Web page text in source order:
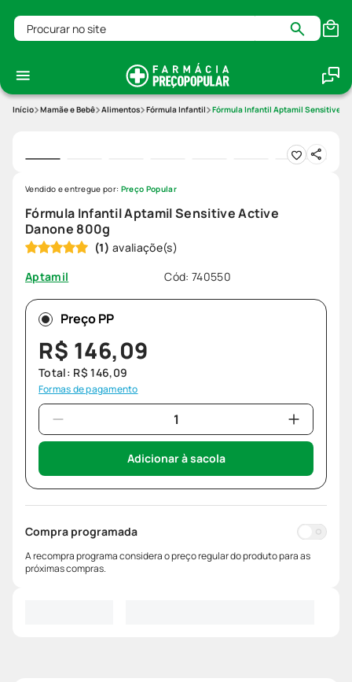
Procurar no site
Mamãe e Bebê Alimentos Fórmula Infantil Fórmula Infantil Aptamil Sensitive
Fórmula Infantil Aptamil Sensitive Active
Danone 800g
(1)
Aptamil
Cód: 740550
Vendido e entregue por: Preço Popular
Preço PP
R$ 146,09
Total: R$ 146,09
Formas de pagamento
Adicionar à sacola
Compra programada
A recompra programa considera o preço regular do produto para as
próximas compras.